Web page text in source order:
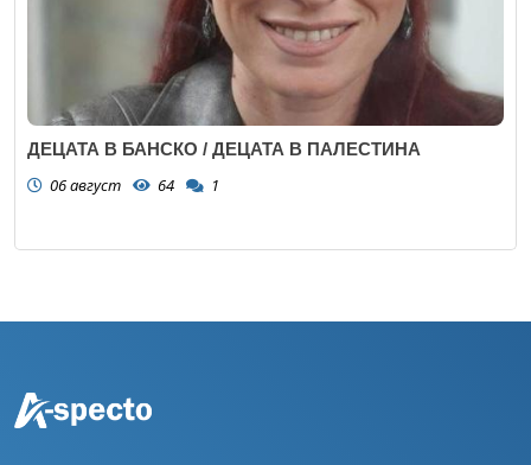
ДЕЦАТА В БАНСКО / ДЕЦАТА В ПАЛЕСТИНА
06 август 64 1